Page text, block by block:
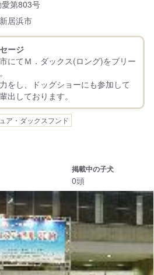
第803号
居浜市
ージ
にてＭ．ダックス(ロング)をブリー
をし、ドッグショーにも参加して
ア・ダックスフンド
掲載中の子犬
0頭